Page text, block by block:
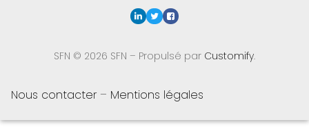
SFN © 2026 SFN – Propulsé par Customify.
Nous contacter – Mentions légales